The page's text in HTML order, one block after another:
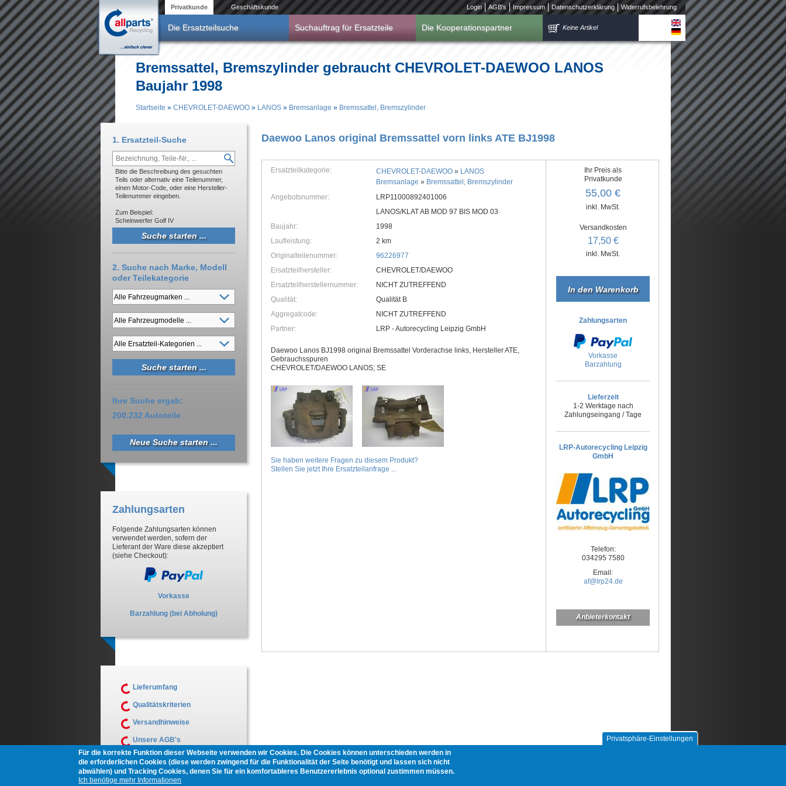
Direkt zum Inhalt Privatkunde Geschäftskunde Login AGB's Impressum Datenschutzerklärung Widerrufsbelehrung
Die Ersatzteilsuche Suchauftrag für Ersatzteile Die Kooperationspartner Keine Artikel
Bremssattel, Bremszylinder gebraucht CHEVROLET-DAEWOO LANOS
Baujahr 1998
Startseite » CHEVROLET-DAEWOO » LANOS » Bremsanlage » Bremssattel, Bremszylinder
Daewoo Lanos original Bremssattel vorn links ATE BJ1998
Ersatzteilkategorie: CHEVROLET-DAEWOO » LANOS
Bremsanlage » Bremssattel, Bremszylinder
Angebotsnummer:
LRP11000892401006
LANOS/KLAT AB MOD 97 BIS MOD 03
Baujahr:
1998
Laufleistung:
2 km
Originalteilenummer:
96226977
Ersatzteilhersteller:
CHEVROLET/DAEWOO
Ersatzteilherstellernummer:
NICHT ZUTREFFEND
Qualität:
Qualität B
Aggregatcode:
NICHT ZUTREFFEND
Partner:
LRP - Autorecycling Leipzig GmbH
Daewoo Lanos BJ1998 original Bremssattel Vorderachse links, Hersteller ATE,
Gebrauchsspuren
CHEVROLET/DAEWOO LANOS; SE
Sie haben weitere Fragen zu diesem Produkt?
Stellen Sie jetzt Ihre Ersatzteilanfrage ...
Ihr Preis als
Privatkunde
55,00 €
inkl. MwSt.
Versandkosten
17,50 €
inkl. MwSt.
Zahlungsarten
Vorkasse
Barzahlung
Lieferzeit
1-2 Werktage nach
Zahlungseingang / Tage
LRP-Autorecycling Leipzig
GmbH
Telefon:
034295 7580
Email:
af@lrp24.de
Anbieterkontakt
1. Ersatzteil-Suche
Bitte die Beschreibung des gesuchten
Teils oder alternativ eine Teilenummer,
einen Motor-Code, oder eine Hersteller-
Teilenummer eingeben.
Zum Beispiel:
Scheinwerfer Golf IV
2. Suche nach Marke, Modell
oder Teilekategorie
Ihre Suche ergab:
200.232 Autoteile
Neue Suche starten ...
Zahlungsarten
Folgende Zahlungsarten können
verwendet werden, sofern der
Lieferant der Ware diese akzeptiert
(siehe Checkout):
Vorkasse
Barzahlung (bei Abholung)
Lieferumfang
Qualitätskriterien
Versandhinweise
Unsere AGB's
Muster Widerrufsformular
Privatsphäre-Einstellungen
Für die korrekte Funktion dieser Webseite verwenden wir Cookies. Die Cookies können unterschieden werden in
die erforderlichen Cookies (diese werden zwingend für die Funktionalität der Seite benötigt und lassen sich nicht
abwählen) und Tracking Cookies, denen Sie für ein komfortableres Benutzererlebnis optional zustimmen müssen.
Ich benötige mehr Informationen